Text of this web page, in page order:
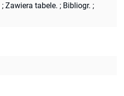
; Zawiera tabele. ; Bibliogr. ;